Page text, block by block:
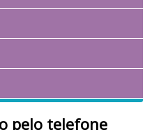
pelo telefone